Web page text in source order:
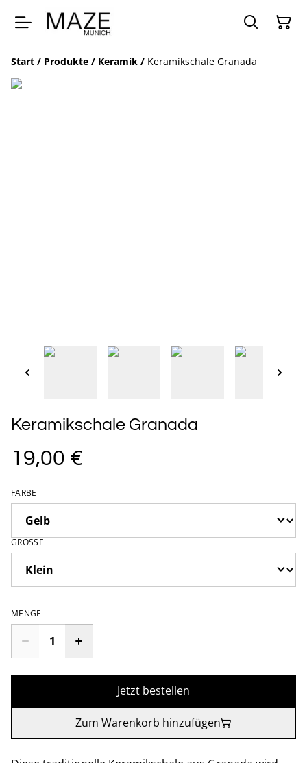
Start / Produkte / Keramik / Keramikschale Granada
Keramikschale Granada
19,00 €
FARBE
GRÖSSE
MENGE
Jetzt bestellen
Zum Warenkorb hinzufügen